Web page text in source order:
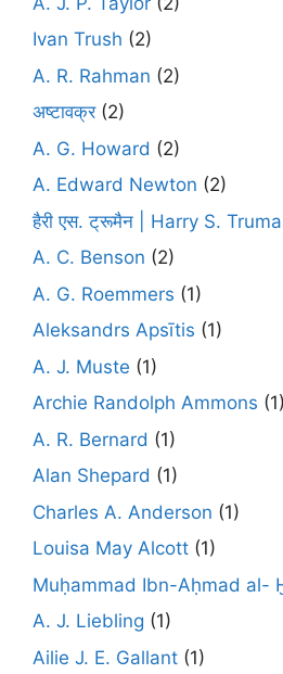
Ivan Trush (2)
A. R. Rahman (2)
अष्टावक्र(2)
A. G. Howard (2)
A. Edward Newton (2)
हैरी एस. ट्रूमैन | Harry S.
A. C. Benson (2)
A. G. Roemmers (1)
Aleksandrs Apsītis (1)
A. J. Muste (1)
Archie Randolph Ammons (1)
A. R. Bernard (1)
Alan Shepard (1)
Charles A. Anderson (1)
Louisa May Alcott (1)
Muḥammad Ibn-Aḥmad al-
A. J. Liebling (1)
Ailie J. E. Gallant (1)